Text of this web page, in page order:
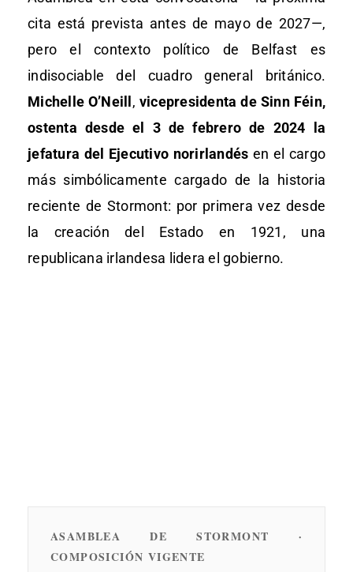
cita está prevista antes de mayo de 2027—,
pero el contexto político de Belfast es
indisociable del cuadro general británico.
Michelle O’Neill , vicepresidenta de Sinn Féin,
ostenta desde el 3 de febrero de 2024 la
jefatura del Ejecutivo norirlandés en el cargo
más simbólicamente cargado de la historia
reciente de Stormont: por primera vez desde
la creación del Estado en 1921, una
republicana irlandesa lidera el gobierno.
ASAMBLEA DE STORMONT ·
COMPOSICIÓN VIGENTE